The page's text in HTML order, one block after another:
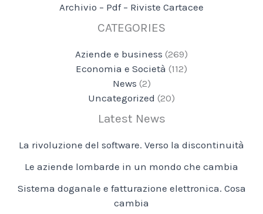
Archivio – Pdf – Riviste Cartacee
CATEGORIES
Aziende e business (269)
Economia e Società (112)
News (2)
Uncategorized (20)
Latest News
La rivoluzione del software. Verso la discontinuità
Le aziende lombarde in un mondo che cambia
Sistema doganale e fatturazione elettronica. Cosa
cambia